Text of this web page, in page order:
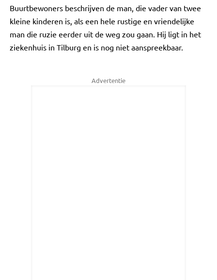
Buurtbewoners beschrijven de man, die vader van twee
kleine kinderen is, als een hele rustige en vriendelijke
man die ruzie eerder uit de weg zou gaan. Hij ligt in het
ziekenhuis in Tilburg en is nog niet aanspreekbaar.
Advertentie